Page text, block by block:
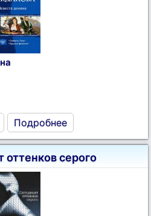
Подробнее
оттенков серого